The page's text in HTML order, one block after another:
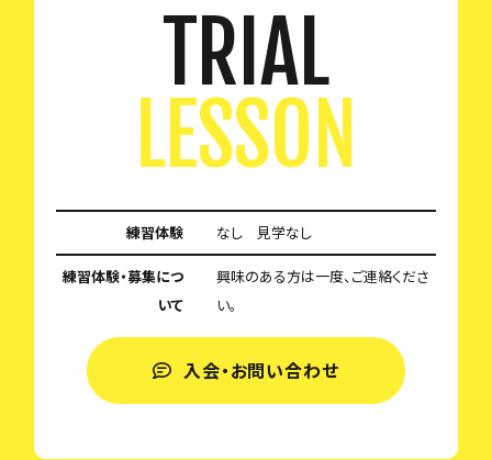
TRIAL
LESSON
練習体験 なし 見学なし
練習体験・募集につ
いて
興味のある方は一度、ご連絡くださ
い。
入会・お問い合わせ